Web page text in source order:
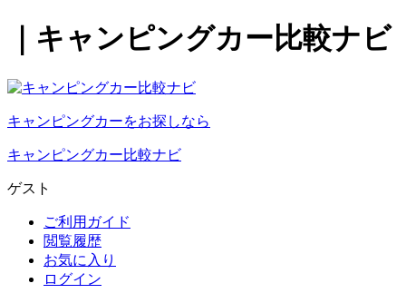
｜キャンピングカー比較ナビ
キャンピングカーをお探しなら
キャンピングカー比較ナビ
ゲスト
ご利用ガイド
閲覧履歴
お気に入り
ログイン